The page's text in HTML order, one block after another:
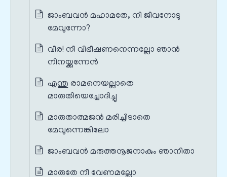
ജാംബവൻ മഹാമതേ, നീ ജീവനോടു
മേവുന്നോ?
വീര! നീ വിഭീഷണനെന്നല്ലോ ഞാൻ
നിനയ്ക്കുന്നേൻ
എന്തു രാമനെയല്ലാതെ
മാരുതിയെച്ചോദിച്ചു
മാരുതാത്മജൻ മരിച്ചിടാതെ
മേവുന്നെങ്കിലോ
ജാംബവൻ മരുത്തനൂജനാകും ഞാനിതാ
മാരുതേ നീ വേണമല്ലോ